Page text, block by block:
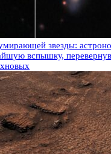
звезды:
вспышку,